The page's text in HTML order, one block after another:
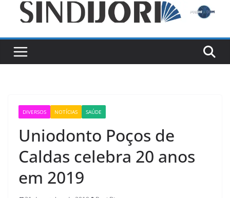
DIVERSOS NOTÍCIAS SAÚDE
Uniodonto Poços de
Caldas celebra 20 anos
em 2019